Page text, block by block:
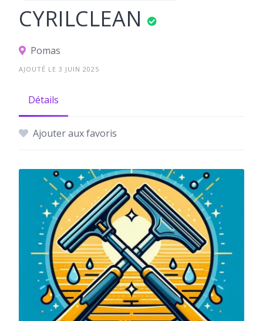
CYRILCLEAN
Pomas
AJOUTÉ LE 3 JUIN 2025
Détails
Ajouter aux favoris